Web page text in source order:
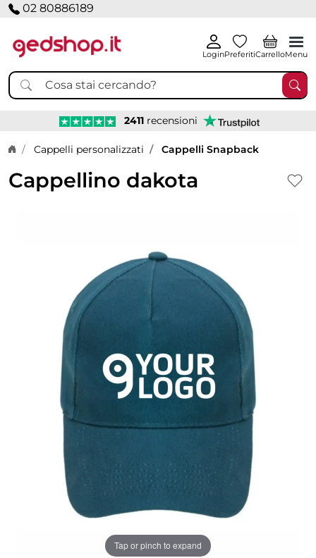
02 80886189
LoginPreferitiCarrelloMenu
2411 recensioni
Home page
Cappelli personalizzati Cappelli Snapback
Cappellino dakota
Tap or pinch to expand